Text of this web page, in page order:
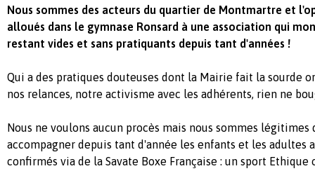
Nous sommes des acteurs du quartier de Montmartre et
alloués dans le gymnase Ronsard à une association qui
restant vides et sans pratiquants depuis tant d'années !
Qui a des pratiques douteuses dont la Mairie fait la sourde
nos relances, notre activisme avec les adhérents, rien ne
Nous ne voulons aucun procès mais nous sommes
accompagner depuis tant d'année les enfants et les adultes
confirmés via de la Savate Boxe Française : un sport Ethique